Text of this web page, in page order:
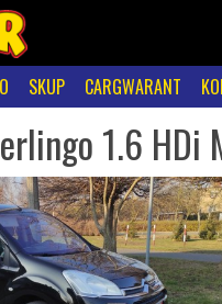
SKUP CARGWARANT
1.6 HDi